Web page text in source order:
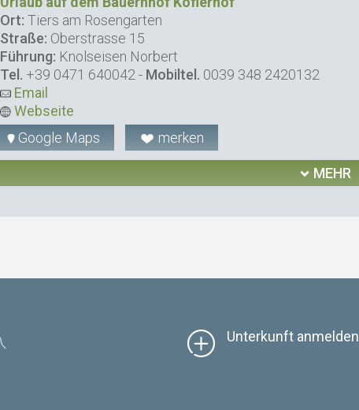
Ort: Tiers am Rosengarten
Straße: Oberstrasse 15
Führung: Knolseisen Norbert
Tel. +39 0471 640042 - Mobiltel. 0039 348 2420132
Email
Webseite
Google Maps
merken
MEHR
Unterkunft anmelden